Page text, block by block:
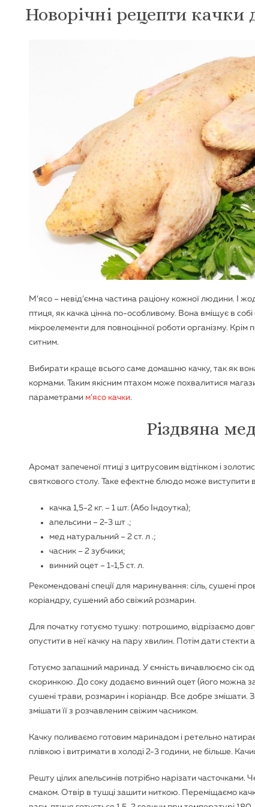
Новорічні рецепти качки
М’ясо – невід’ємна частина раціону кожної людини. І
птиця, як качка цінна по-особливому. Вона вміщує в собі
мікроелементи для повноцінної роботи організму.
ситним.
Вибирати краще всього саме домашню качку, так як вона
кормами. Таким якісним птахом може похвалитися
параметрами м’ясо качки.
Різдвяна
Аромат запеченої птиці з цитрусовим відтінком і
святкового столу. Таке ефектне блюдо може виступити в
качка 1,5-2 кг. – 1 шт. (Або Індоутка);
апельсини – 2-3 шт .;
мед натуральний – 2 ст. л .;
часник – 2 зубчики;
винний оцет – 1-1,5 ст. л.
Рекомендовані спеції для маринування: сіль, сушені
коріандру, сушений або свіжий розмарин.
Для початку готуємо тушку: потрошимо, відрізаємо
опустити в неї качку на пару хвилин. Потім дати
Готуємо запашний маринад. У ємність вичавлюємо сік
скоринкою. До соку додаємо винний оцет (його можна
сушені трави, розмарин і коріандр. Все добре змішати.
змішати її з розчавленим свіжим часником.
Качку поливаємо готовим маринадом і ретельно
плівкою і витримати в холоді 2-3 години, не більше.
Решту цілих апельсинів потрібно нарізати часточками.
смаком. Отвір в тушці зашити ниткою. Переміщаємо